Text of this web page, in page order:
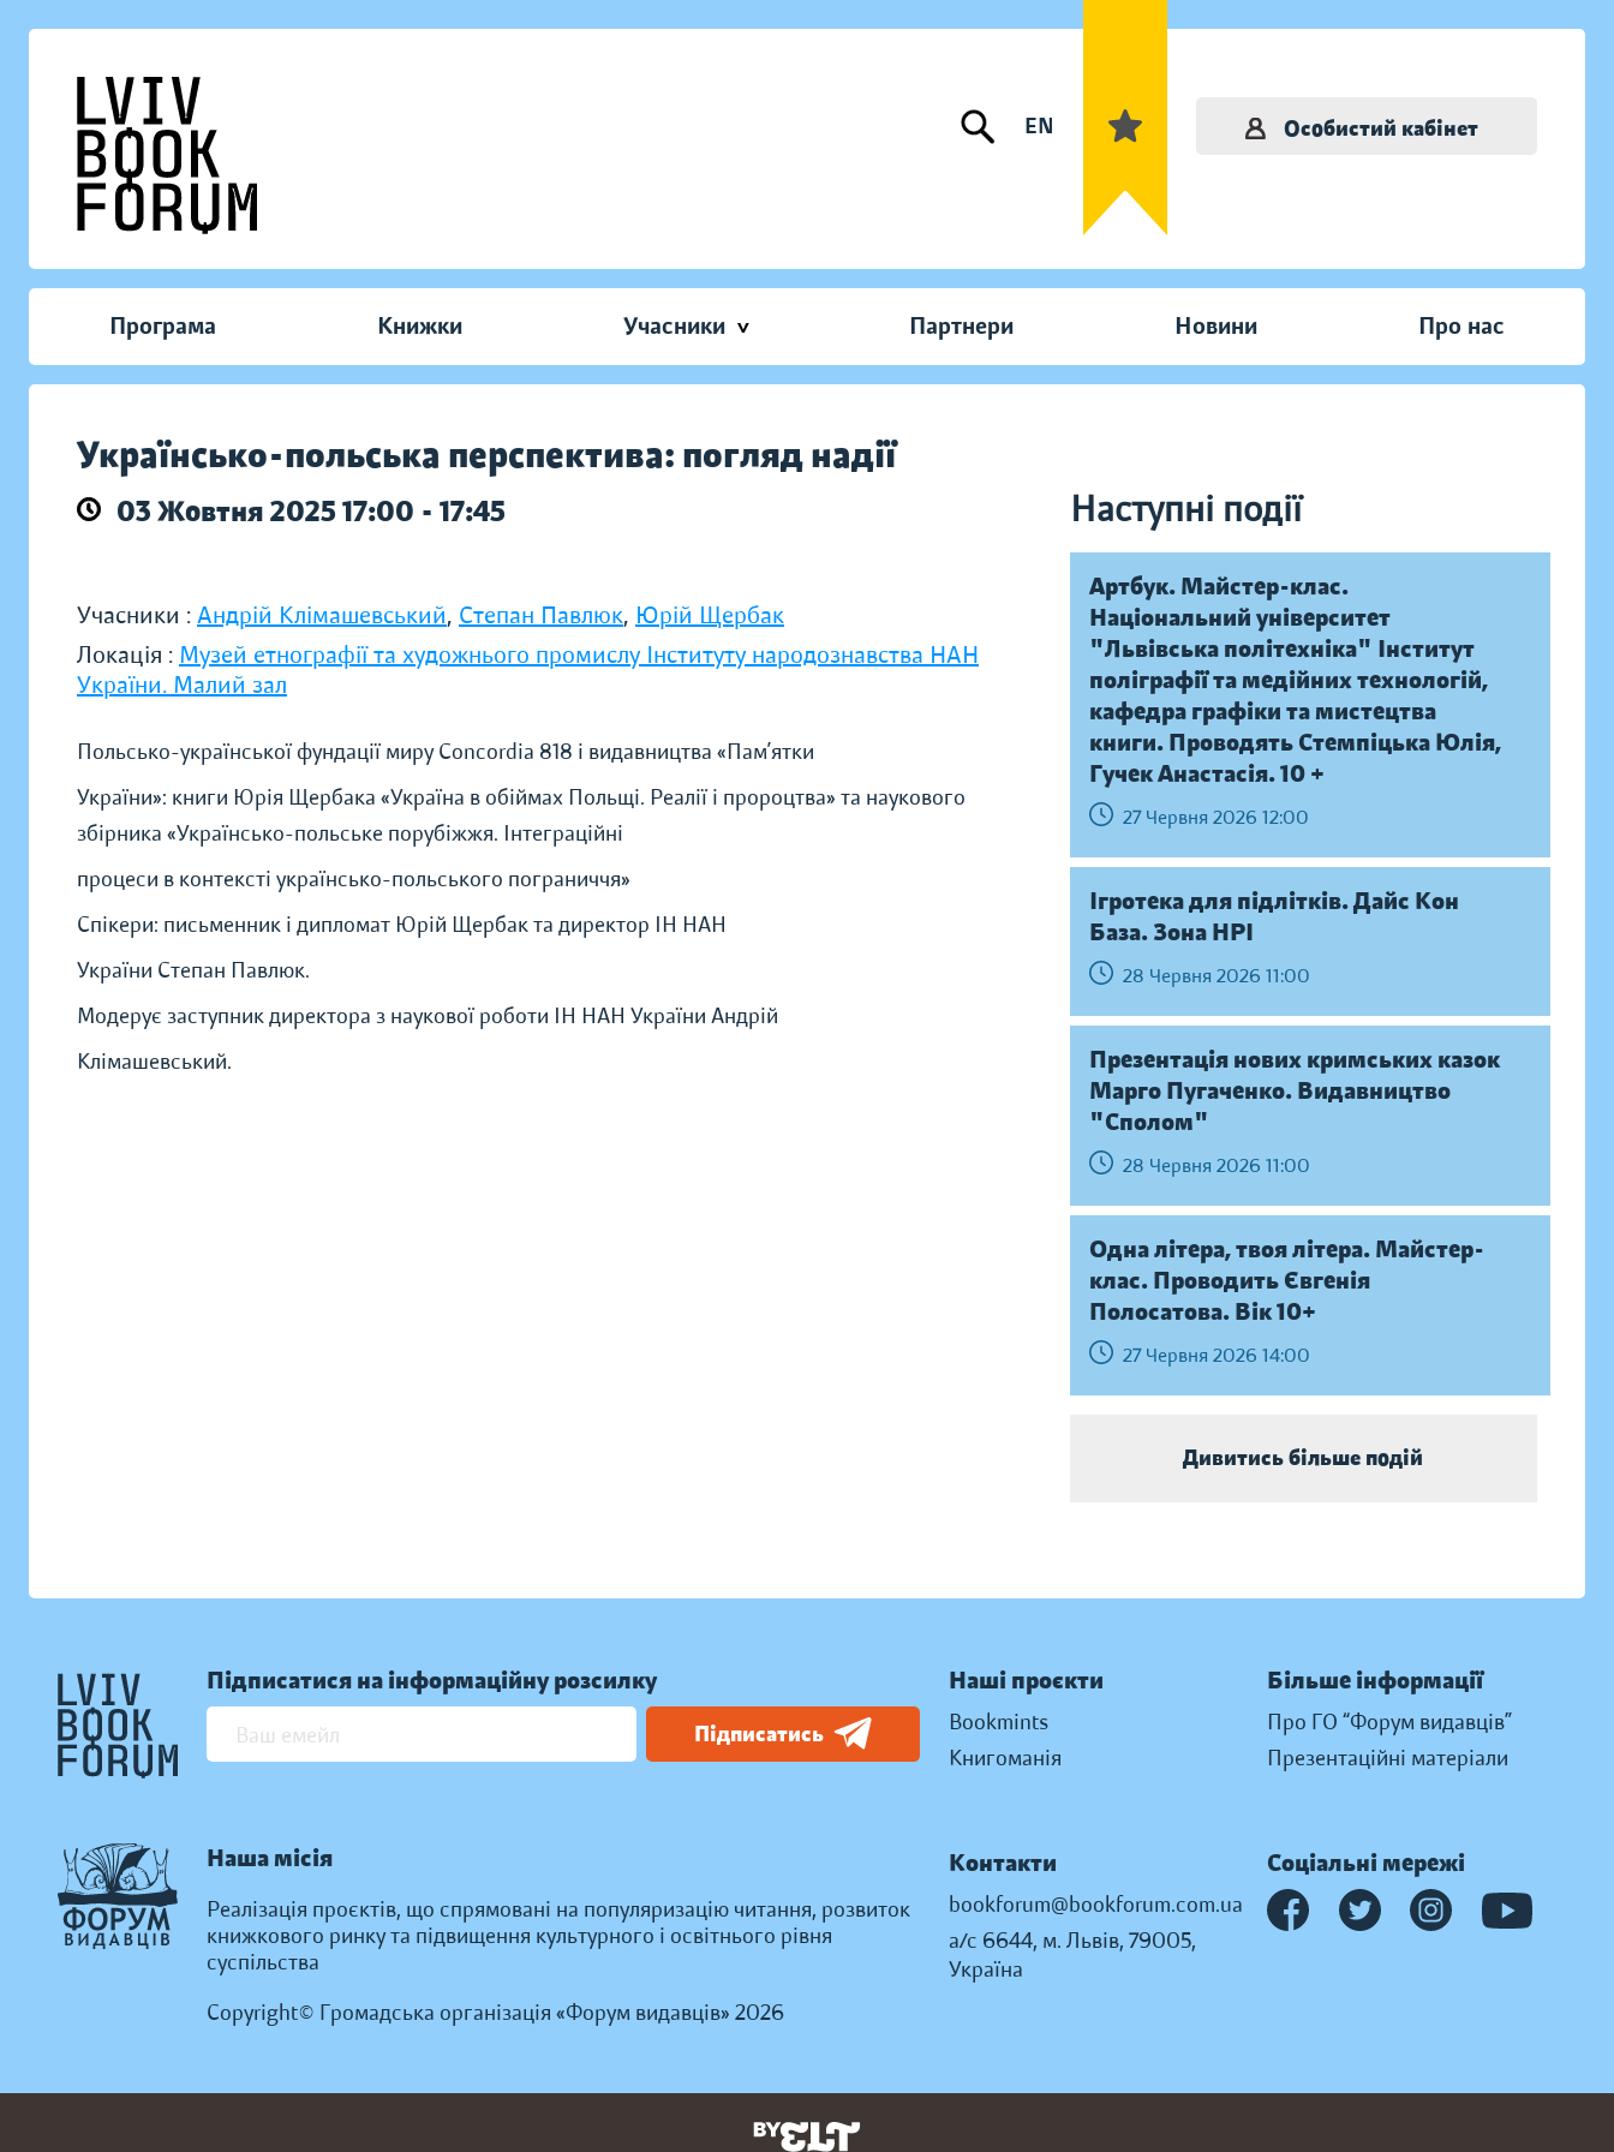
EN Особистий кабінет
Програма Книжки Учасники Партнери Новини Про нас
Українсько-польська перспектива: погляд надії
03 Жовтня 2025 17:00 - 17:45 Наступні події
Учасники : Андрій Клімашевський, Степан Павлюк, Юрій Щербак
Локація : Музей етнографії та художнього промислу Інституту народознавства НАН
України. Малий зал
Польсько-української фундації миру Concordia 818 і видавництва «Пам’ятки
України»: книги Юрія Щербака «Україна в обіймах Польщі. Реалії і пророцтва» та наукового
збірника «Українсько-польське порубіжжя. Інтеграційні
процеси в контексті українсько-польського пограниччя»
Спікери: письменник і дипломат Юрій Щербак та директор ІН НАН
України Степан Павлюк.
Модерує заступник директора з наукової роботи ІН НАН України Андрій
Клімашевський.
Артбук. Майстер-клас.
Національний університет
"Львівська політехніка" Інститут
поліграфії та медійних технологій,
кафедра графіки та мистецтва
книги. Проводять Стемпіцька Юлія,
Гучек Анастасія. 10 +
27 Червня 2026 12:00
Ігротека для підлітків. Дайс Кон
База. Зона НРІ
28 Червня 2026 11:00
Презентація нових кримських казок
Марго Пугаченко. Видавництво
"Сполом"
28 Червня 2026 11:00
Одна літера, твоя літера. Майстер-
клас. Проводить Євгенія
Полосатова. Вік 10+
27 Червня 2026 14:00
Дивитись більше подій
Підписатися на інформаційну розсилку
Підписатись
Наша місія
Реалізація проєктів, що спрямовані на популяризацію читання, розвиток
книжкового ринку та підвищення культурного і освітнього рівня
суспільства
Copyright© Громадська організація «Форум видавців» 2026
Наші проєкти
Bookmints
Книгоманія
Більше інформації
Про ГО “Форум видавців”
Презентаційні матеріали
Контакти
bookforum@bookforum.com.ua
а/с 6644, м. Львів, 79005,
Україна
Соціальні мережі